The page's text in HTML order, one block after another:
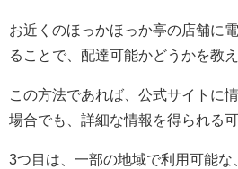
お近くのほっかほっか亭の店舗に
ることで、配達可能かどうかを教
この方法であれば、公式サイトに
場合でも、詳細な情報を得られる
3つ目は、一部の地域で利用可能な